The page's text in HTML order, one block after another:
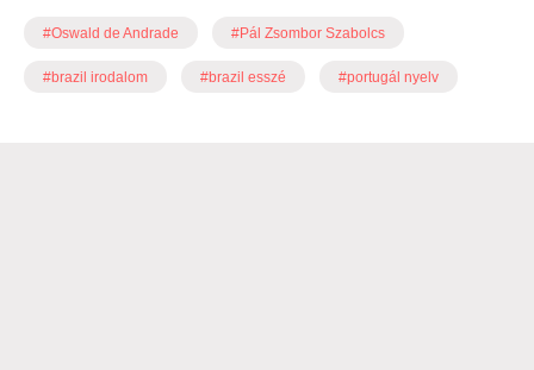
#Oswald de Andrade #Pál Zsombor Szabolcs
#brazil irodalom #brazil esszé #portugál nyelv